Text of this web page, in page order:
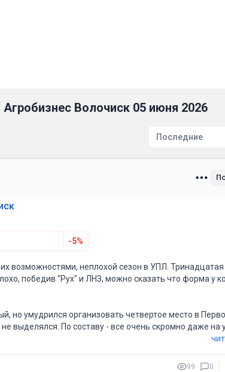
Волочиск 05 июня 2026
Последние
-5%
возможностями, неплохой сезон в УПЛ.
победив "Рух" и ЛНЗ, можно сказать что форма у
но умудрился организовать четвертое место в
выделялся. По составу - все очень скромно даже на
в принципе нужна УПЛ. Там вопросы и по
99 0